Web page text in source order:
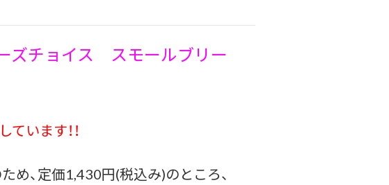
ズチョイス スモールブリー
います！！
、定価1,430円(税込み)のところ、